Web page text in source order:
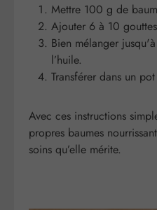
Mettre 100 g de
Ajouter 6 à 10
Bien mélanger
l’huile.
Transférer dans un
Avec ces instructions
propres baumes
soins qu’elle mérite.